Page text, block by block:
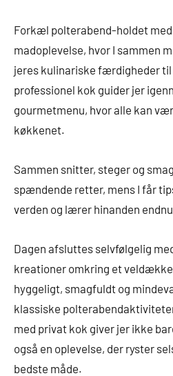
Forkæl polterabend-holdet
madoplevelse, hvor I sammen
jeres kulinariske færdigheder til
professionel kok guider jer
gourmetmenu, hvor alle kan
køkkenet.
Sammen snitter, steger og
spændende retter, mens I får
verden og lærer hinanden
Dagen afsluttes selvfølgelig
kreationer omkring et
hyggeligt, smagfuldt og
klassiske
med privat kok giver jer ikke
også en oplevelse, der ryster
bedste måde.